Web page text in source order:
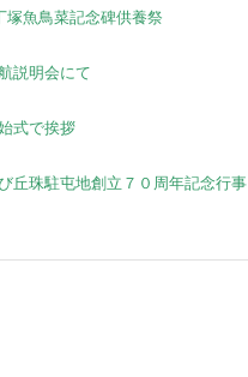
魚鳥菜記念碑供養祭
説明会にて
式で挨拶
丘珠駐屯地創立７０周年記念行事